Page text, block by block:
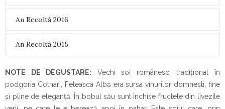
An Recoltă 2016
An Recoltă 2015
NOTE DE DEGUSTARE:
Vechi soi românesc, tradițional în
podgoria Cotnari, Feteasca Albă era sursa vinurilor domnești, fine
și pline de eleganță. În bobul său sunt închise fructele din livezile